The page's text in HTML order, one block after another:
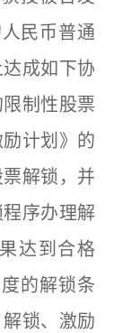
民币普通
成如下协
制性股票
计划》的
解锁，并
序办理解
达到合格
的解锁条
锁、激励